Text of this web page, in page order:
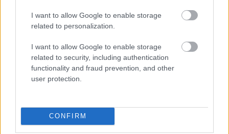
I want to allow Google to enable storage
related to personalization.
I want to allow Google to enable storage
related to security, including authentication
functionality and fraud prevention, and other
user protection.
CONFIRM